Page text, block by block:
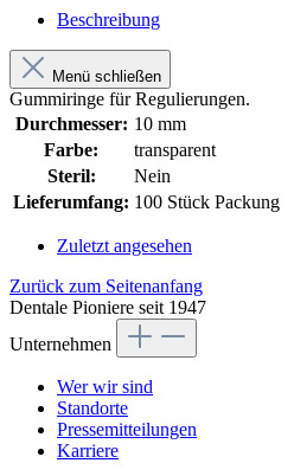
Beschreibung
Menü schließen
Gummiringe für Regulierungen.
Durchmesser: 10 mm
Farbe:
transparent
Steril:
Nein
Lieferumfang: 100 Stück Packung
Zuletzt angesehen
Zurück zum Seitenanfang
Dentale Pioniere seit 1947
Unternehmen
Wer wir sind
Standorte
Pressemitteilungen
Karriere